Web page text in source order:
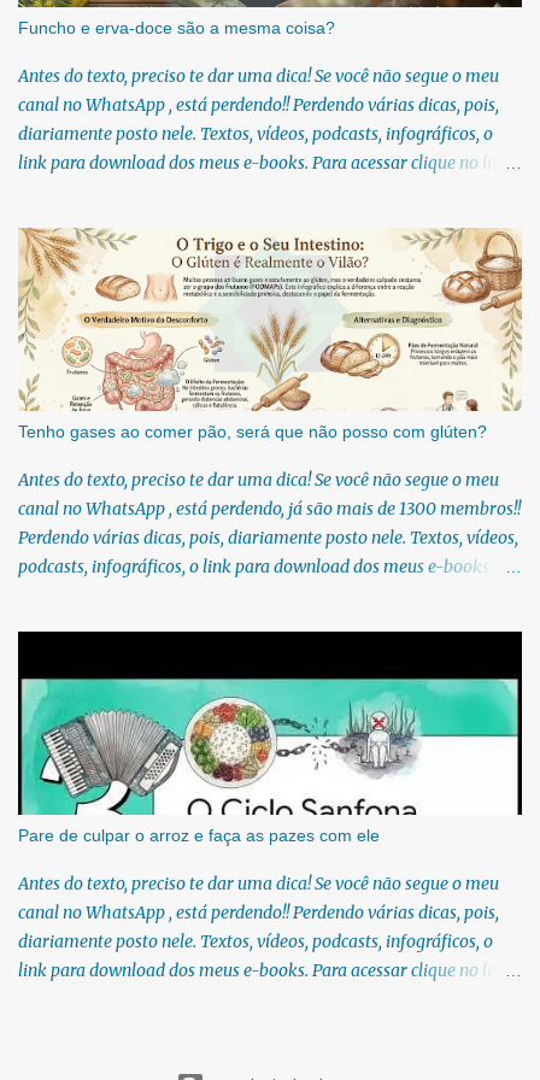
Funcho e erva-doce são a mesma coisa?
Antes do texto, preciso te dar uma dica! Se você não segue o meu
canal no WhatsApp , está perdendo!! Perdendo várias dicas, pois,
diariamente posto nele. Textos, vídeos, podcasts, infográficos, o
link para download dos meus e-books. Para acessar clique no link:
estilo de vida. Compartilho orientações baseadas em ciência de
verdade, sem complicação e sem modinha. Se você gosta de chás e
estuda fitoterapia, é provável que você já tenha confundido o
funcho com a erva-doce em algum momento! Também conhecida
como funcho-doce, essa herbácea é considerada uma erva
medicinal. Se esse tema te interessa então sugiro que você siga o
meu canal no WhatsApp. Todo dia textos novos diretamente no seu
https://whatsapp.com/channel/0029Vb6U4AqKgsNzkBhubA40 A
espécie Foeniculum vulgare é muito bem aproveitada por aqueles
que a consomem, sej...
Tenho gases ao comer pão, será que não posso com glúten?
Antes do texto, preciso te dar uma dica! Se você não segue o meu
canal no WhatsApp , está perdendo, já são mais de 1300 membros!!
Perdendo várias dicas, pois, diariamente posto nele. Textos, vídeos,
podcasts, infográficos, o link para download dos meus e-books.
estilo de vida. Compartilho orientações baseadas em ciência de
verdade, sem complicação e sem modinha. Nas consultas em
consultório particular e também no ambulatório de Nutrologia no
SUS, é extremamente comum receber pacientes que relatam
aumento significativo de gases, distensão abdominal, estufamento
e desconforto após o consumo de alimentos feitos com farinha de
um seguidora do meu canal do whatsapp me mandou uma
mensagem pedindo para eu falar sobre pão, gases e glúten....
Pare de culpar o arroz e faça as pazes com ele
Antes do texto, preciso te dar uma dica! Se você não segue o meu
canal no WhatsApp , está perdendo!! Perdendo várias dicas, pois,
diariamente posto nele. Textos, vídeos, podcasts, infográficos, o
link para download dos meus e-books. Para acessar clique no link: